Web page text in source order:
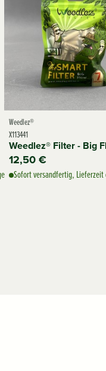
Weedlez®
X113441
Weedlez® Filter - Big
12,50 €
Sofort versandfertig, Lieferzeit